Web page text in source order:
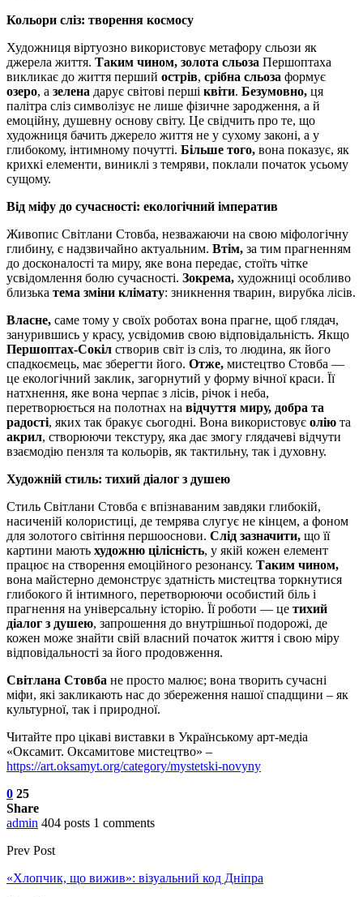
Кольори сліз: творення космосу
Художниця віртуозно використовує метафору сльози як
джерела життя. Таким чином, золота сльоза Першоптаха
викликає до життя перший острів, срібна сльоза формує
озеро, а зелена дарує світові перші квіти. Безумовно, ця
палітра сліз символізує не лише фізичне зародження, а й
емоційну, душевну основу світу. Це свідчить про те, що
художниця бачить джерело життя не у сухому законі, а у
глибокому, інтимному почутті. Більше того, вона показує, як
крихкі елементи, виниклі з темряви, поклали початок усьому
сущому.
Від міфу до сучасності: екологічний імператив
Живопис Світлани Стовба, незважаючи на свою міфологічну
глибину, є надзвичайно актуальним. Втім, за тим прагненням
до досконалості та миру, яке вона передає, стоїть чітке
усвідомлення болю сучасності. Зокрема, художниці особливо
близька тема зміни клімату: зникнення тварин, вирубка лісів.
Власне, саме тому у своїх роботах вона прагне, щоб глядач,
занурившись у красу, усвідомив свою відповідальність. Якщо
Першоптах-Сокіл створив світ із сліз, то людина, як його
спадкоємець, має зберегти його. Отже, мистецтво Стовба —
це екологічний заклик, загорнутий у форму вічної краси. Її
натхнення, яке вона черпає з лісів, річок і неба,
перетворюється на полотнах на відчуття миру, добра та
радості, яких так бракує сьогодні. Вона використовує олію та
акрил, створюючи текстуру, яка дає змогу глядачеві відчути
взаємодію пензля та кольорів, як тактильну, так і духовну.
Художній стиль: тихий діалог з душею
Стиль Світлани Стовба є впізнаваним завдяки глибокій,
насиченій колористиці, де темрява слугує не кінцем, а фоном
для золотого світіння першооснови. Слід зазначити, що її
картини мають художню цілісність, у якій кожен елемент
працює на створення емоційного резонансу. Таким чином,
вона майстерно демонструє здатність мистецтва торкнутися
глибокого й інтимного, перетворюючи особистий біль і
прагнення на універсальну історію. Її роботи — це тихий
діалог з душею, запрошення до внутрішньої подорожі, де
кожен може знайти свій власний початок життя і свою міру
відповідальності за його продовження.
Світлана Стовба не просто малює; вона творить сучасні
міфи, які закликають нас до збереження нашої спадщини – як
культурної, так і природної.
Читайте про цікаві виставки в Українському арт-медіа
«Оксамит. Оксамитове мистецтво» –
https://art.oksamyt.org/category/mystetski-novyny
0 25
Share
admin 404 posts 1 comments
Prev Post
«Хлопчик, що вижив»: візуальний код Дніпра